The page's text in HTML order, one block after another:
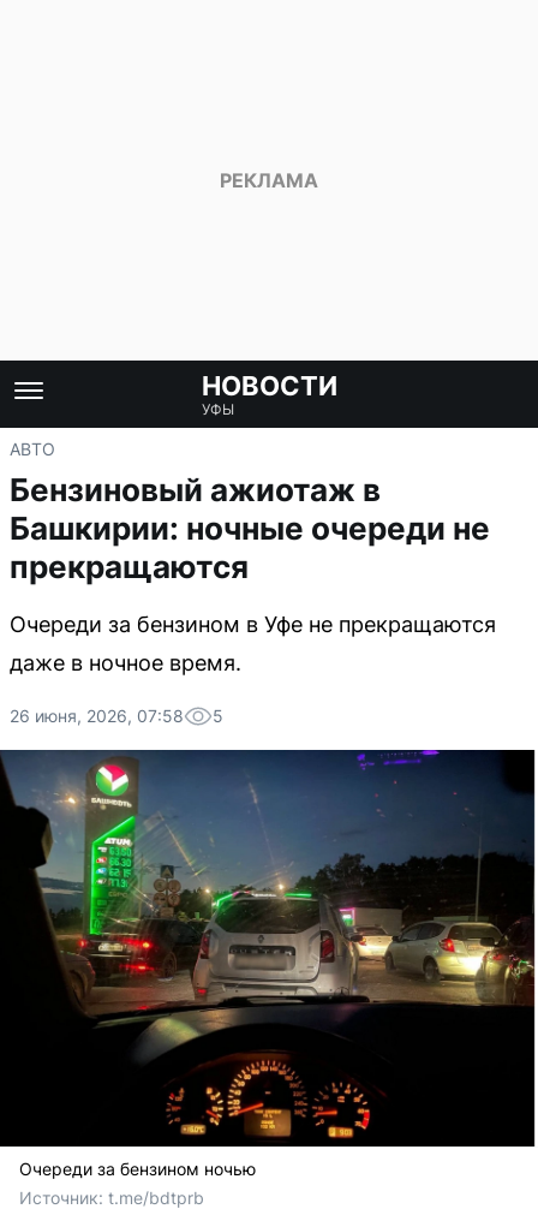
НОВОСТИ
УФЫ
АВТО
Бензиновый ажиотаж в
Башкирии: ночные очереди не
прекращаются
Очереди за бензином в Уфе не прекращаются
даже в ночное время.
26 июня, 2026, 07:58 5
Очереди за бензином ночью
Источник: t.me/bdtprb